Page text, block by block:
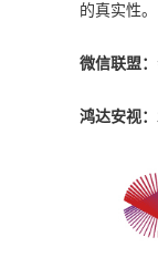
的真实性
微信联盟：
鸿达安视